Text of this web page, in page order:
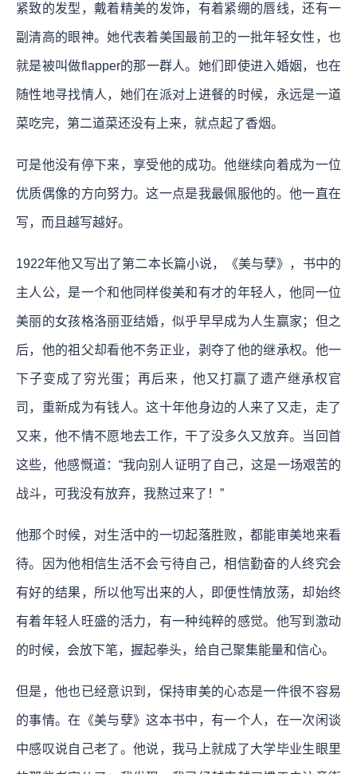
紧致的发型，戴着精美的发饰，有着紧绷的唇线，还有一
副清高的眼神。她代表着美国最前卫的一批年轻女性，也
就是被叫做flapper的那一群人。她们即使进入婚姻，也在
随性地寻找情人，她们在派对上进餐的时候，永远是一道
菜吃完，第二道菜还没有上来，就点起了香烟。
可是他没有停下来，享受他的成功。他继续向着成为一位
优质偶像的方向努力。这一点是我最佩服他的。他一直在
写，而且越写越好。
1922年他又写出了第二本长篇小说，《美与孽》，书中的
主人公，是一个和他同样俊美和有才的年轻人，他同一位
美丽的女孩格洛丽亚结婚，似乎早早成为人生赢家；但之
后，他的祖父却看他不务正业，剥夺了他的继承权。他一
下子变成了穷光蛋；再后来，他又打赢了遗产继承权官
司，重新成为有钱人。这十年他身边的人来了又走，走了
又来，他不情不愿地去工作，干了没多久又放弃。当回首
这些，他感慨道：“我向别人证明了自己，这是一场艰苦的
战斗，可我没有放弃，我熬过来了！”
他那个时候，对生活中的一切起落胜败，都能审美地来看
待。因为他相信生活不会亏待自己，相信勤奋的人终究会
有好的结果，所以他写出来的人，即便性情放荡，却始终
有着年轻人旺盛的活力，有一种纯粹的感觉。他写到激动
的时候，会放下笔，握起拳头，给自己聚集能量和信心。
但是，他也已经意识到，保持审美的心态是一件很不容易
的事情。在《美与孽》这本书中，有一个人，在一次闲谈
中感叹说自己老了。他说，我马上就成了大学毕业生眼里